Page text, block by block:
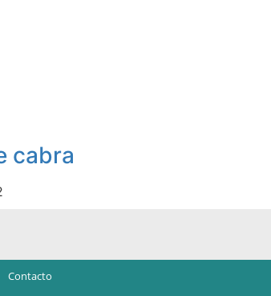
cabra
Contacto